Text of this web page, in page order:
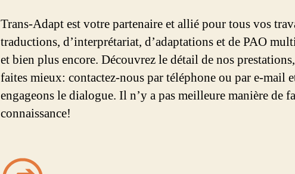
Trans-Adapt est votre partenaire et allié pour tous vos
traductions, d’interprétariat, d’adaptations et de PAO
et bien plus encore. Découvrez le détail de nos
faites mieux: contactez-nous par téléphone ou par e-mail
engageons le dialogue. Il n’y a pas meilleure manière de
connaissance!